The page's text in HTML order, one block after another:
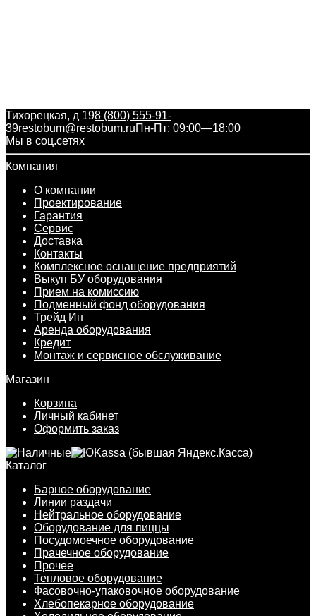
Тихорецкая, д 198 (800) 555-91-
39restobum@restobum.ruПн-Пт: 09:00—18:00
Мы в соц.сетях
Компания
О компании
Проектирование
Гарантия
Сервис
Доставка
Контакты
Комплексное оснащение предприятий
Выкуп БУ оборудования
Прием на комиссию
Подменный фонд оборудования
Трейд Ин
Аренда оборудования
Кредит
Монтаж и сервисное обслуживание
Магазин
Корзина
Личный кабинет
Оформить заказ
Каталог
Барное оборудование
Линии раздачи
Нейтральное оборудование
Оборудование для пиццы
Посудомоечное оборудование
Прачечное оборудование
Прочее
Тепловое оборудование
Фасовочно-упаковочное оборудование
Хлебопекарное оборудование